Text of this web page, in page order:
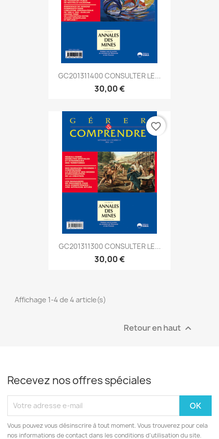
GC201311400 CONSULTER LE...
30,00 €
GC201311300 CONSULTER LE...
30,00 €
favorite_border
Affichage 1-4 de 4 article(s)
Retour en haut 
Recevez nos offres spéciales
Vous pouvez vous désinscrire à tout moment. Vous trouverez pour cela
nos informations de contact dans les conditions d'utilisation du site.